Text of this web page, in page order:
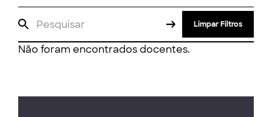
Limpar Filtros
Não foram encontrados docentes.